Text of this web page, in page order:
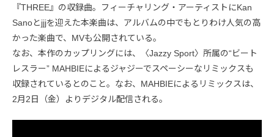
『THREE』の収録曲。フィーチャリング・アーティストにKan
Sanoとjjjを迎えた本楽曲は、アルバムの中でもとりわけ人気の高
かった楽曲で、MVも公開されている。
なお、本作のカップリングには、〈Jazzy Sport〉所属の“ビート
レスラー” MAHBIEによるジャジーでスペーシーなリミックスも
収録されているとのこと。なお、MAHBIEによるリミックスは、
2月2日（金）よりデジタル配信される。